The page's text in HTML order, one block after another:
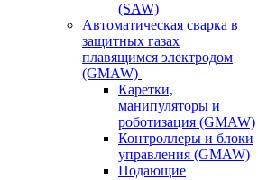
(SAW)
Автоматическая сварка в
защитных газах
плавящимся электродом
(GMAW)
Каретки,
манипуляторы и
роботизация (GMAW)
Контроллеры и блоки
управления (GMAW)
Подающие